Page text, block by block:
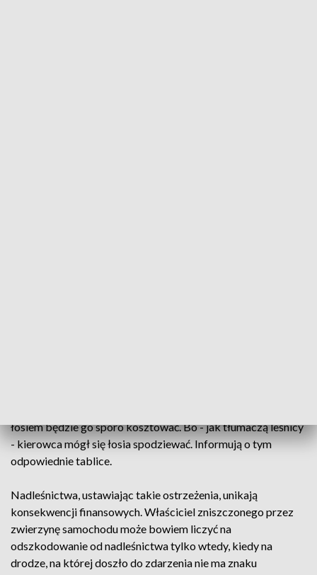
łosiem będzie go sporo kosztować. Bo - jak tłumaczą leśnicy
- kierowca mógł się łosia spodziewać. Informują o tym
odpowiednie tablice.
Nadleśnictwa, ustawiając takie ostrzeżenia, unikają
konsekwencji finansowych. Właściciel zniszczonego przez
zwierzynę samochodu może bowiem liczyć na
odszkodowanie od nadleśnictwa tylko wtedy, kiedy na
drodze, na której doszło do zdarzenia nie ma znaku